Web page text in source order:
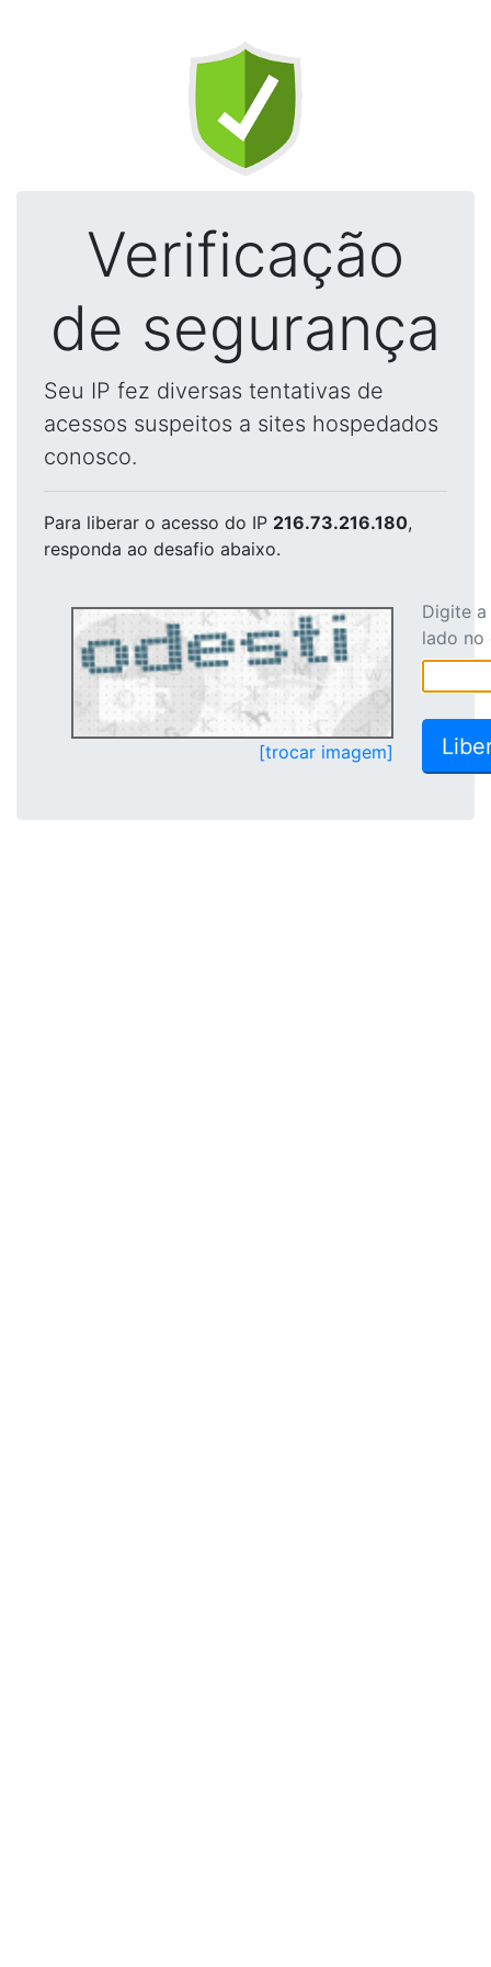
Verificação
de segurança
Seu IP fez diversas tentativas de
acessos suspeitos a sites hospedados
conosco.
Para liberar o acesso do IP 216.73.216.180,
responda ao desafio abaixo.
[trocar imagem]
Digite
lado no